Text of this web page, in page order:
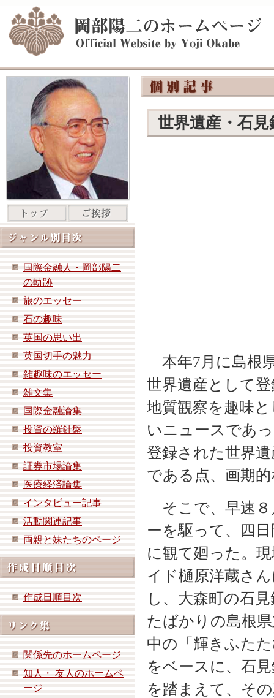
国際金融人・岡部陽二
の軌跡
旅のエッセー
石の趣味
英国の思い出
英国切手の魅力
雑趣味のエッセー
雑文集
国際金融論集
投資の羅針盤
投資教室
証券市場論集
医療経済論集
インタビュー記事
活動関連記事
両親と妹たちのページ
作成日順目次
関係先のホームページ
知人・ 友人のホームペ
ージ
世界遺産・石
本年7月に島根
世界遺産として
地質観察を趣味
いニュースであ
登録された世界
である点、画期
そこで、早速８
ーを駆って、四
に観て廻った。
イド樋原洋蔵さ
し、大森町の石
たばかりの島根
中の「輝きふた
をベースに、石
を踏まえて、そ